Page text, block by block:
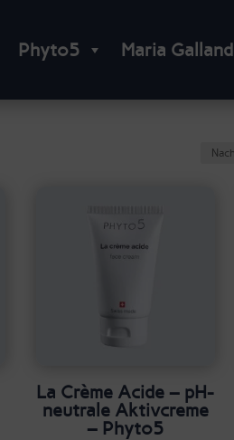
Phyto5 Maria Galland
La Crème Acide – pH-
neutrale Aktivcreme
– Phyto5